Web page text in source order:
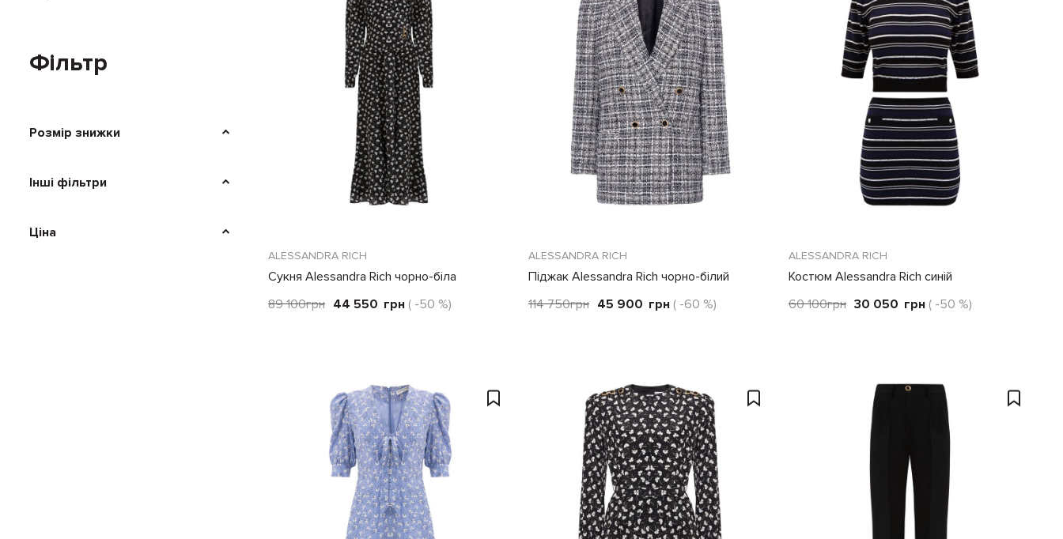
Фільтр
Розмір знижки
Інші фільтри
Ціна
ALESSANDRA RICH
Сукня Alessandra Rich чорно-біла
89 100грн 44 550 грн ( -50 %)
ALESSANDRA RICH
Піджак Alessandra Rich чорно-білий
114 750грн 45 900 грн ( -60 %)
ALESSANDRA RICH
Костюм Alessandra Rich синій
60 100грн 30 050 грн ( -50 %)